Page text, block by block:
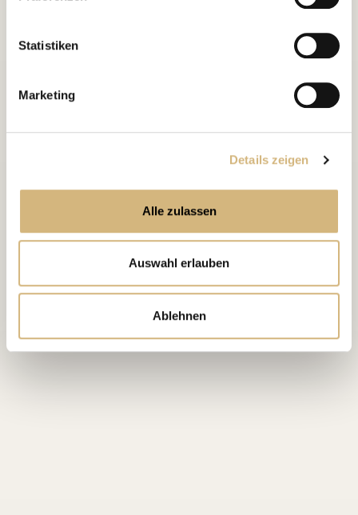
Statistiken
Marketing
Details zeigen
Alle zulassen
Auswahl erlauben
Ablehnen